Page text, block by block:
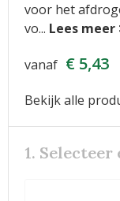
voor het
vo...
vanaf € 5,43
Bekijk alle
1.